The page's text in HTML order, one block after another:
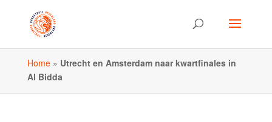
Home» Utrecht en Amsterdam naar kwartfinales in
Al Bidda